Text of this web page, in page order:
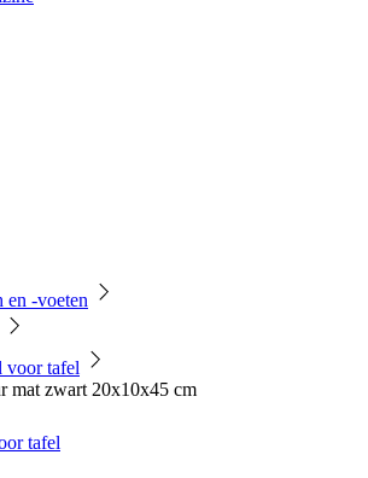
en -voeten
voor tafel
mat zwart 20x10x45 cm
tafel